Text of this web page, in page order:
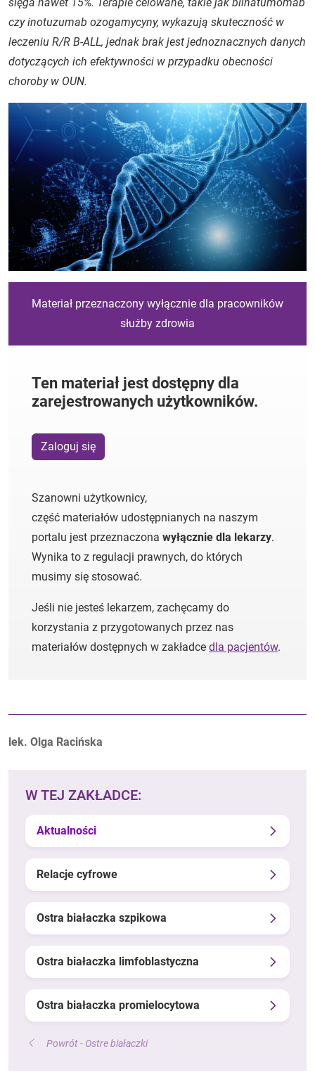
czy inotuzumab ozogamycyny, wykazują skuteczność w
leczeniu R/R B-ALL, jednak brak jest jednoznacznych danych
dotyczących ich efektywności w przypadku obecności
choroby w OUN.
Materiał przeznaczony wyłącznie dla pracowników
służby zdrowia
Ten materiał jest dostępny dla
zarejestrowanych użytkowników.
Zaloguj się
Szanowni użytkownicy,
część materiałów udostępnianych na naszym
portalu jest przeznaczona wyłącznie dla lekarzy.
Wynika to z regulacji prawnych, do których
musimy się stosować.
Jeśli nie jesteś lekarzem, zachęcamy do
korzystania z przygotowanych przez nas
materiałów dostępnych w zakładce dla pacjentów.
Autorzy:
lek. Olga Racińska
W TEJ ZAKŁADCE:
Aktualności
Relacje cyfrowe
Ostra białaczka szpikowa
Ostra białaczka limfoblastyczna
Ostra białaczka promielocytowa
Powrót - Ostre białaczki